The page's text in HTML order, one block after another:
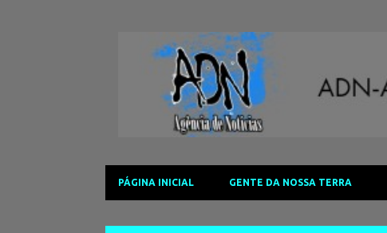
PÁGINA INICIAL GENTE DA NOSSA TERRA